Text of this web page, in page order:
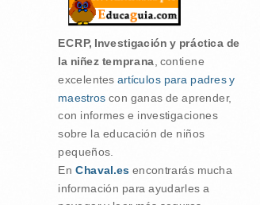
ECRP, Investigación y práctica de
la niñez temprana, contiene
excelentes artículos para padres y
maestros con ganas de aprender,
con informes e investigaciones
sobre la educación de niños
pequeños.
En Chaval.es encontrarás mucha
información para ayudarles a